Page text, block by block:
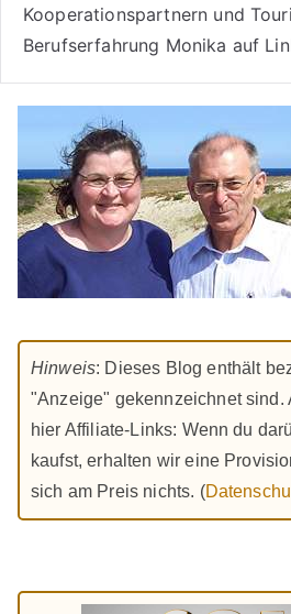
Kooperationspartnern und
Berufserfahrung Monika auf
Hinweis: Dieses Blog enthält
"Anzeige" gekennzeichnet sind.
hier Affiliate-Links: Wenn du
kaufst, erhalten wir eine
sich am Preis nichts. (